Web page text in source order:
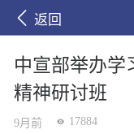
返回
中宣部举办学
精神研讨班
9月前 17884